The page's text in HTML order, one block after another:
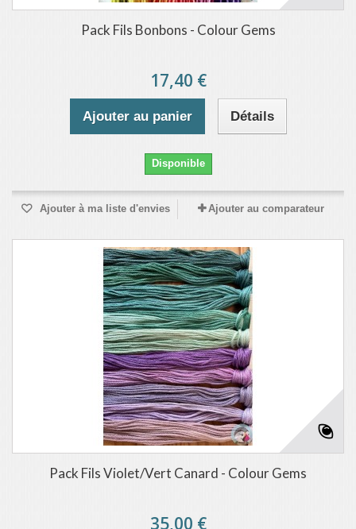
Pack Fils Bonbons - Colour Gems
17,40 €
Ajouter au panier Détails
Disponible
Ajouter à ma liste d'envies Ajouter au comparateur
Pack Fils Violet/Vert Canard - Colour Gems
35,00 €